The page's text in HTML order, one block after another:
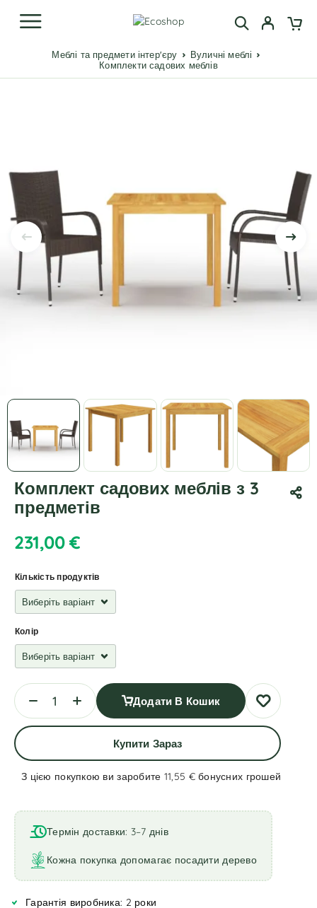
Меблі та предмети інтер'єру
Вуличні меблі
Комплекти садових меблів
Комплект садових меблів з 3
предметів
231,00€
Кількість продуктів
Колір
Додати В Кошик
Купити Зараз
З цією покупкою ви заробите 11,55 €бонусних грошей
l
t
e
r
n
t
Термін доставки: 3–7 днів
Кожна покупка допомагає посадити дерево
Гарантія виробника: 2 роки